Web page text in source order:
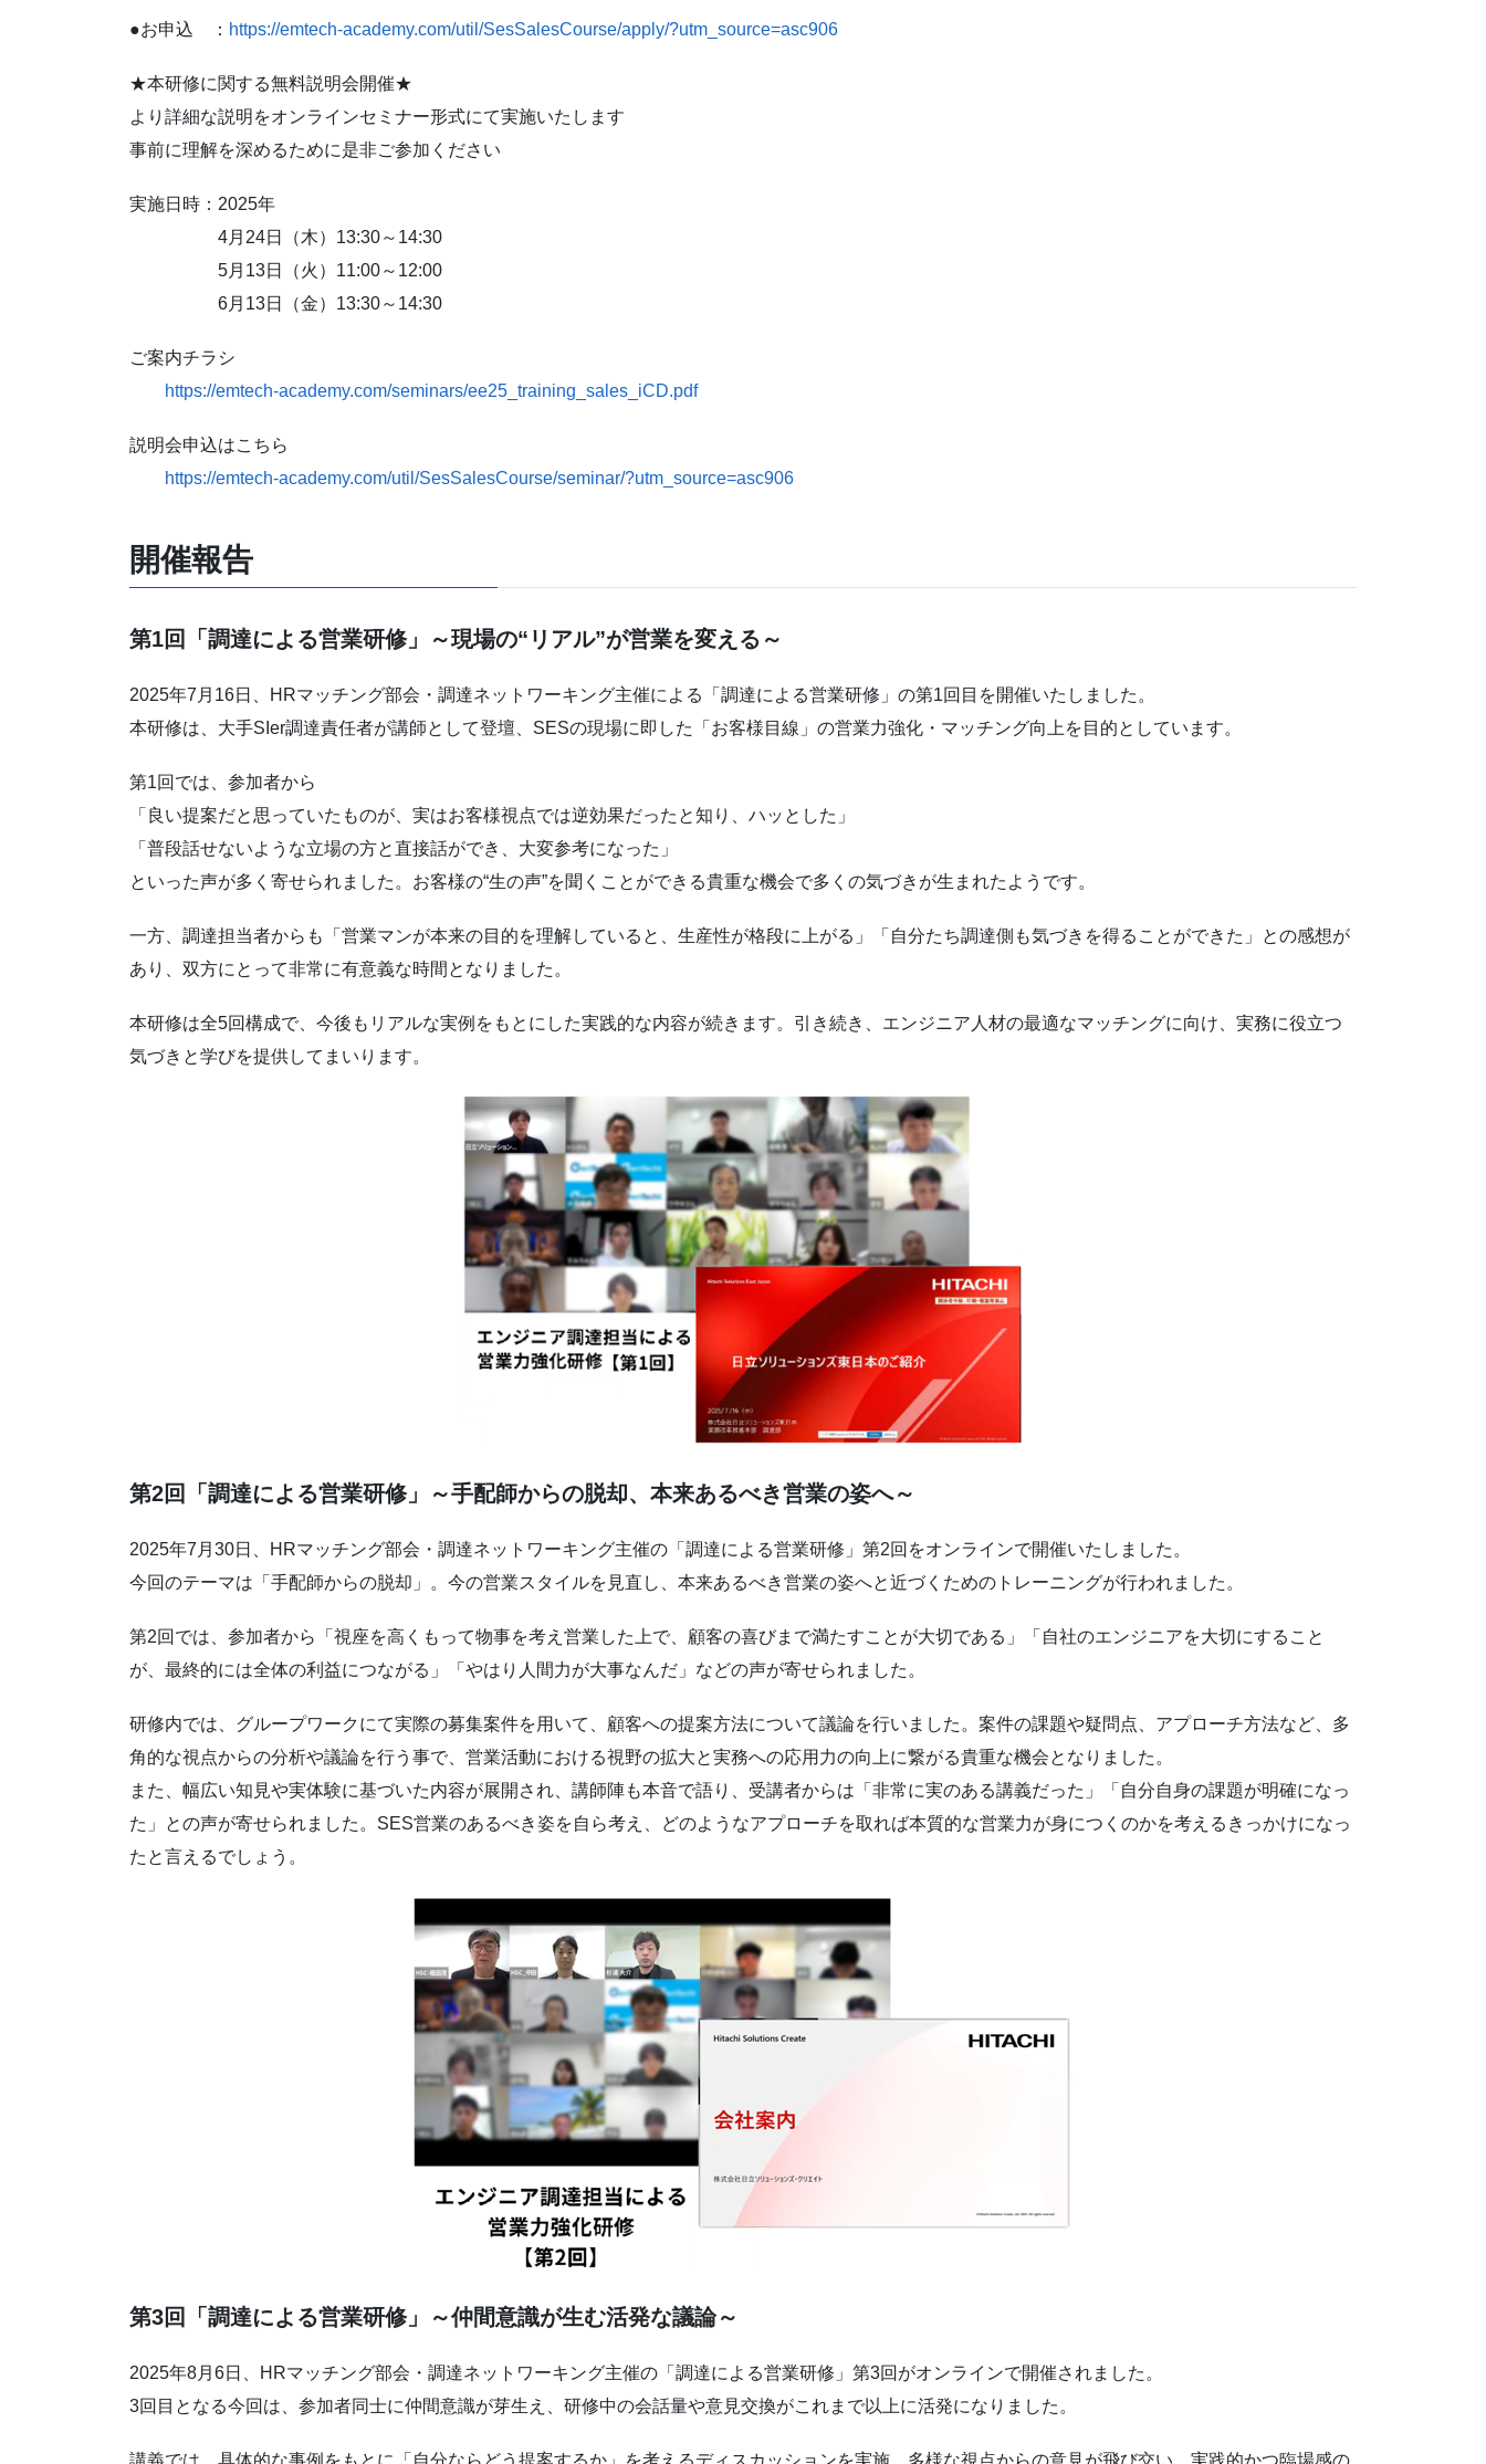
●お申込 ： https://emtech-academy.com/util/SesSalesCourse/apply/?utm_source=asc906
★本研修に関する無料説明会開催★
より詳細な説明をオンラインセミナー形式にて実施いたします
事前に理解を深めるために是非ご参加ください
実施日時：2025年
4月24日（木）13:30～14:30
5月13日（火）11:00～12:00
6月13日（金）13:30～14:30
ご案内チラシ
https://emtech-academy.com/seminars/ee25_training_sales_iCD.pdf
説明会申込はこちら
https://emtech-academy.com/util/SesSalesCourse/seminar/?utm_source=asc906
開催報告
第1回「調達による営業研修」～現場の“リアル”が営業を変える～
2025年7月16日、HRマッチング部会・調達ネットワーキング主催による「調達による営業研修」の第1回目を開催いたしました。
本研修は、大手SIer調達責任者が講師として登壇、SESの現場に即した「お客様目線」の営業力強化・マッチング向上を目的としています。
第1回では、参加者から
「良い提案だと思っていたものが、実はお客様視点では逆効果だったと知り、ハッとした」
「普段話せないような立場の方と直接話ができ、大変参考になった」
といった声が多く寄せられました。お客様の“生の声”を聞くことができる貴重な機会で多くの気づきが生まれたようです。
一方、調達担当者からも「営業マンが本来の目的を理解していると、生産性が格段に上がる」「自分たち調達側も気づきを得ることができた」との感想が
あり、双方にとって非常に有意義な時間となりました。
本研修は全5回構成で、今後もリアルな実例をもとにした実践的な内容が続きます。引き続き、エンジニア人材の最適なマッチングに向け、実務に役立つ
気づきと学びを提供してまいります。
第2回「調達による営業研修」～手配師からの脱却、本来あるべき営業の姿へ～
2025年7月30日、HRマッチング部会・調達ネットワーキング主催の「調達による営業研修」第2回をオンラインで開催いたしました。
今回のテーマは「手配師からの脱却」。今の営業スタイルを見直し、本来あるべき営業の姿へと近づくためのトレーニングが行われました。
第2回では、参加者から「視座を高くもって物事を考え営業した上で、顧客の喜びまで満たすことが大切である」「自社のエンジニアを大切にすること
が、最終的には全体の利益につながる」「やはり人間力が大事なんだ」などの声が寄せられました。
研修内では、グループワークにて実際の募集案件を用いて、顧客への提案方法について議論を行いました。案件の課題や疑問点、アプローチ方法など、多
角的な視点からの分析や議論を行う事で、営業活動における視野の拡大と実務への応用力の向上に繋がる貴重な機会となりました。
また、幅広い知見や実体験に基づいた内容が展開され、講師陣も本音で語り、受講者からは「非常に実のある講義だった」「自分自身の課題が明確になっ
た」との声が寄せられました。SES営業のあるべき姿を自ら考え、どのようなアプローチを取れば本質的な営業力が身につくのかを考えるきっかけになっ
たと言えるでしょう。
第3回「調達による営業研修」～仲間意識が生む活発な議論～
2025年8月6日、HRマッチング部会・調達ネットワーキング主催の「調達による営業研修」第3回がオンラインで開催されました。
3回目となる今回は、参加者同士に仲間意識が芽生え、研修中の会話量や意見交換がこれまで以上に活発になりました。